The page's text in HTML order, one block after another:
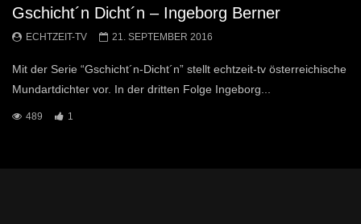
Gschicht´n Dicht´n – Ingeborg Berner
ECHTZEIT-TV 21. SEPTEMBER 2016
Mit der Serie “Gschicht´n-Dicht´n” stellt echtzeit-tv österreichische
Mundartdichter vor. In der dritten Folge Ingeborg...
489 1